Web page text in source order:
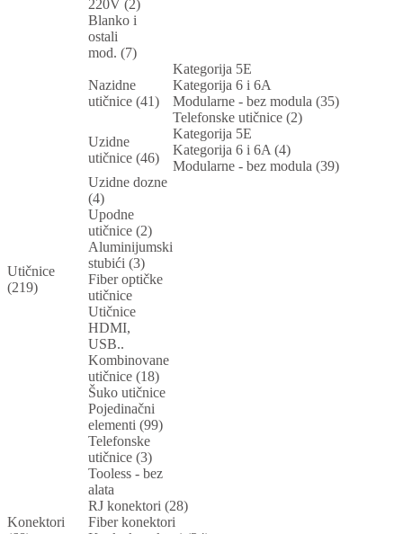
220V (2)
Blanko i
ostali
mod. (7)
Utičnice
(219)
Nazidne
utičnice (41)
Kategorija 5E
Kategorija 6 i 6A
Modularne - bez modula (35)
Telefonske utičnice (2)
Uzidne
utičnice (46)
Kategorija 5E
Kategorija 6 i 6A (4)
Modularne - bez modula (39)
Uzidne dozne
(4)
Upodne
utičnice (2)
Aluminijumski
stubići (3)
Fiber optičke
utičnice
Utičnice
HDMI,
USB..
Kombinovane
utičnice (18)
Šuko utičnice
Pojedinačni
elementi (99)
Telefonske
utičnice (3)
Tooless - bez
alata
Konektori
RJ konektori (28)
Fiber konektori